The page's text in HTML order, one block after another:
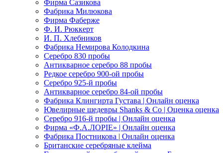
Фирма Сазикова
Фабрика Милюкова
Фирма Фаберже
Ф. И. Рюккерт
И. П. Хлебников
Фабрика Немирова Колодкина
Серебро 830 пробы
Антикварное серебро 88 пробы
Редкое серебро 900-ой пробы
Серебро 925-й пробы
Антикварное серебро 84-ой пробы
Фабрика Клингирта Густава | Онлайн оценка
Ювелирные шедевры Shanks & Co | Оценка оценка
Серебро 916-й пробы | Онлайн оценка
Фирма «Ф.А.ЛОРIЕ» | Онлайн оценка
Фабрика Постникова | Онлайн оценка
Британские серебряные клейма